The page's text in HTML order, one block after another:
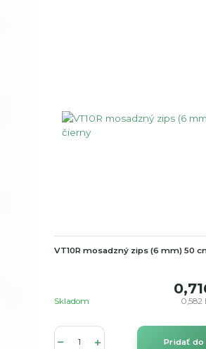
VT10R mosadzný zips (6 mm) 50
0,582
Skladom
Pridať do